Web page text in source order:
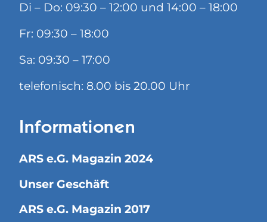
Di – Do: 09:30 – 12:00 und 14:00 – 18:00
Fr: 09:30 – 18:00
Sa: 09:30 – 17:00
telefonisch: 8.00 bis 20.00 Uhr
Informationen
ARS e.G. Magazin 2024
Unser Geschäft
ARS e.G. Magazin 2017